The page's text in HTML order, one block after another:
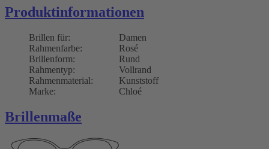
Produktinformationen
Brillen für:
Damen
Rahmenfarbe:
Rosé
Brillenform:
Rund
Rahmentyp:
Vollrand
Rahmenmaterial:
Kunststoff
Marke:
Chloé
Brillenmaße